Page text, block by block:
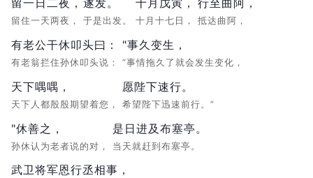
留一日二夜，
留住一天两夜，
遂发。
于是出发。
十月戊寅，
十月十七日，
行至曲阿，
抵达曲阿，
有老公干休叩头曰：
有老翁拦住孙休叩头说：
"事久变生，
“事情拖久了就会发生变化，
天下喁喁，
天下人都殷殷期望着您，
愿陛下速行。
希望陛下迅速前行。”
"休善之，
孙休认为老者说的对，
是日进及布塞亭。
当天就赶到布塞亭。
武卫将军恩行丞相事，